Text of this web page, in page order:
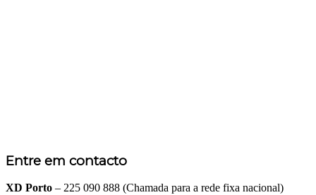
Entre em contacto
XD Porto – 225 090 888 (Chamada para a rede fixa nacional)